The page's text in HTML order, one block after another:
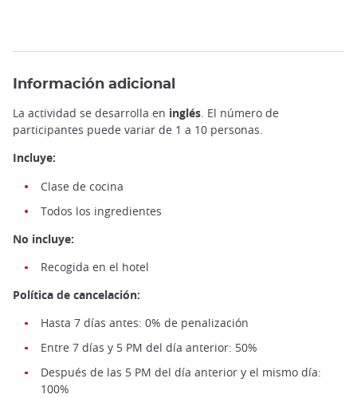
Información adicional
La actividad se desarrolla en inglés. El número de
participantes puede variar de 1 a 10 personas.
Incluye:
Clase de cocina
Todos los ingredientes
No incluye:
Recogida en el hotel
Política de cancelación:
Hasta 7 días antes: 0% de penalización
Entre 7 días y 5 PM del día anterior: 50%
Después de las 5 PM del día anterior y el mismo día:
100%